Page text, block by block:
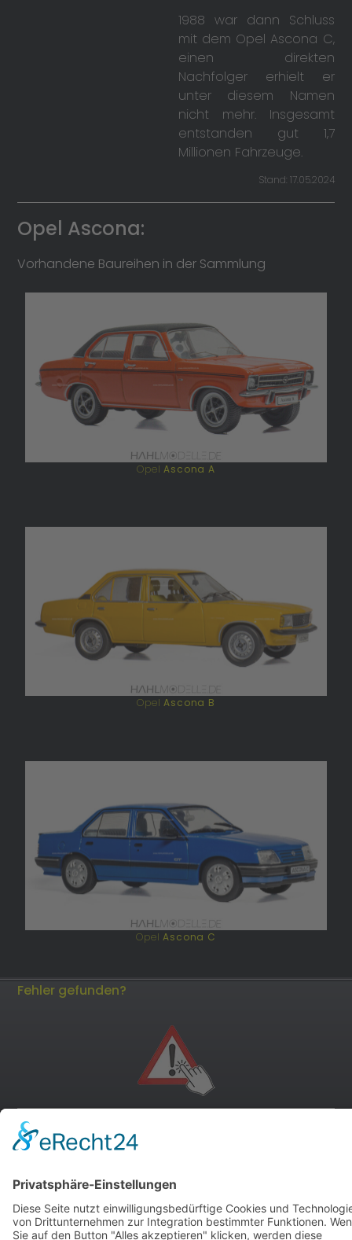
1988 war dann Schluss
mit dem Opel Ascona C,
einen direkten
Nachfolger erhielt er
unter diesem Namen
nicht mehr. Insgesamt
entstanden gut 1,7
Millionen Fahrzeuge.
Stand: 17.05.2024
Opel Ascona:
Vorhandene Baureihen in der Sammlung
Opel Ascona A
Opel Ascona B
Opel Ascona C
andere Webseiten
Modellautos: Non-Opel
andere.hahlmodelle.de opelmodellforum.de
Fehler gefunden?